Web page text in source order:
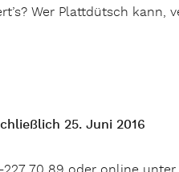
Wer Plattdütsch kann,
25. Juni 2016